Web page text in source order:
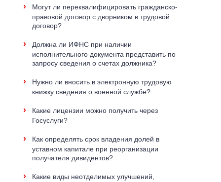
›
Могут ли переквалифицировать гражданско-
правовой договор с дворником в трудовой
договор?
›
Должна ли ИФНС при наличии
исполнительного документа представить по
запросу сведения о счетах должника?
›
Нужно ли вносить в электронную трудовую
книжку сведения о военной службе?
›
Какие лицензии можно получить через
Госуслуги?
›
Как определять срок владения долей в
уставном капитале при реорганизации
получателя дивидентов?
›
Какие виды неотделимых улучшений,